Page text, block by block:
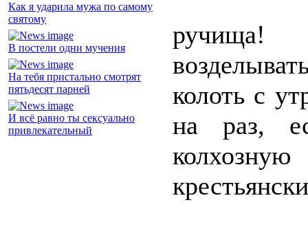
Как я ударила мужа по самому
святому
В постели одни мучения
На тебя пристально смотрят
пятьдесят парней
И всё равно ты сексуально
привлекательный
колоть с
на раз,